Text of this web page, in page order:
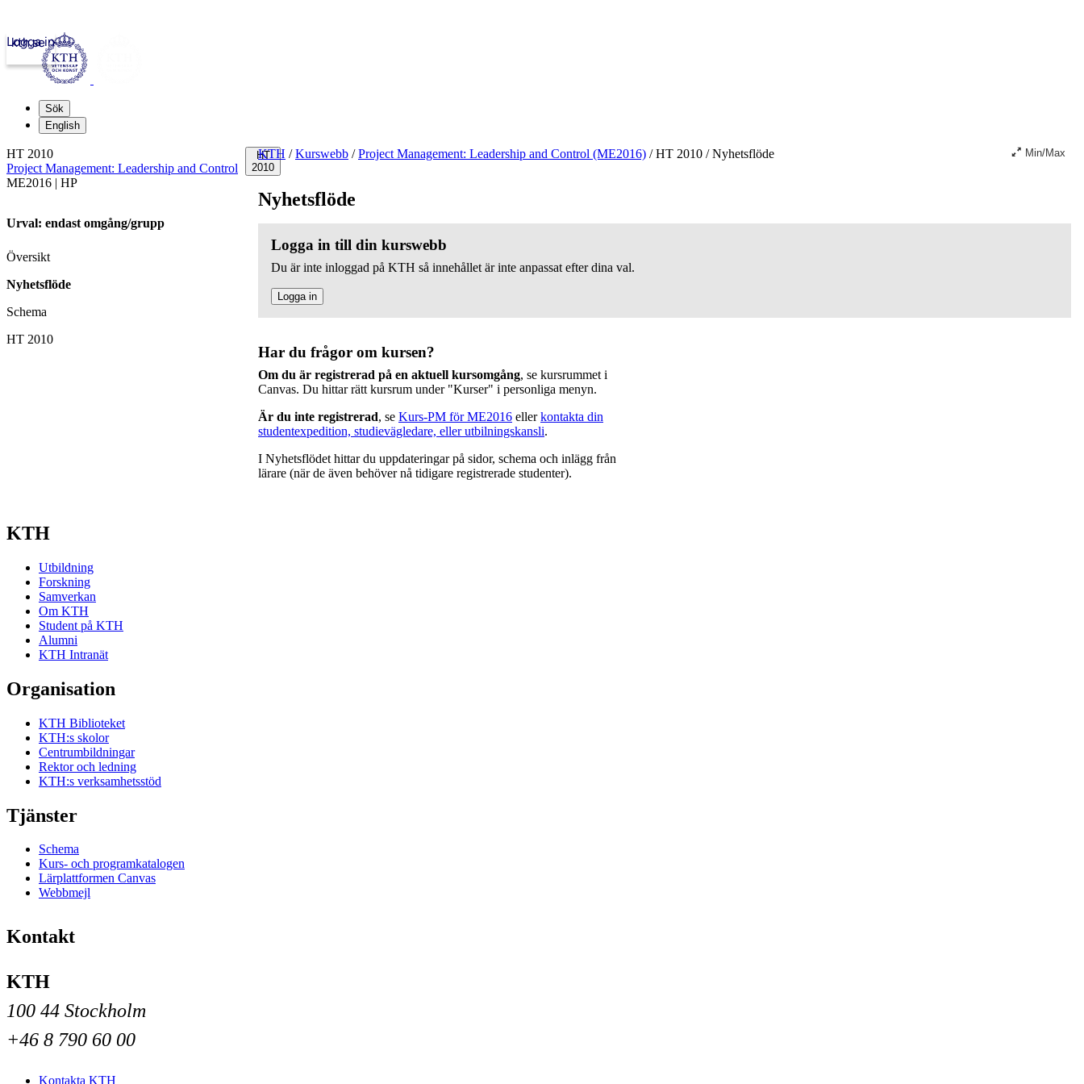
kth.se
Logga in
Sök
English
HT
2010
KTH / Kurswebb / Project Management: Leadership and Control (ME2016) /HT 2010 /Nyhetsflöde Min/Max
Nyhetsflöde
Logga in till din kurswebb
Du är inte inloggad på KTH så innehållet är inte anpassat efter dina val.
Logga in
Har du frågor om kursen?
Om du är registrerad på en aktuell kursomgång, se kursrummet i
Canvas. Du hittar rätt kursrum under "Kurser" i personliga menyn.
Är du inte registrerad, se Kurs-PM för ME2016 ellerkontakta din
studentexpedition, studievägledare, eller utbilningskansli.
I Nyhetsflödet hittar du uppdateringar på sidor, schema och inlägg från
lärare (när de även behöver nå tidigare registrerade studenter).
HT 2010
Project Management: Leadership and Control
ME2016 | HP
Urval: endast omgång/grupp
Översikt
Nyhetsflöde
Schema
HT 2010
KTH
Utbildning
Forskning
Samverkan
Om KTH
Student på KTH
Alumni
KTH Intranät
Organisation
KTH Biblioteket
KTH:s skolor
Centrumbildningar
Rektor och ledning
KTH:s verksamhetsstöd
Tjänster
Schema
Kurs- och programkatalogen
Lärplattformen Canvas
Webbmejl
Kontakt
KTH
100 44 Stockholm
+46 8 790 60 00
Kontakta KTH